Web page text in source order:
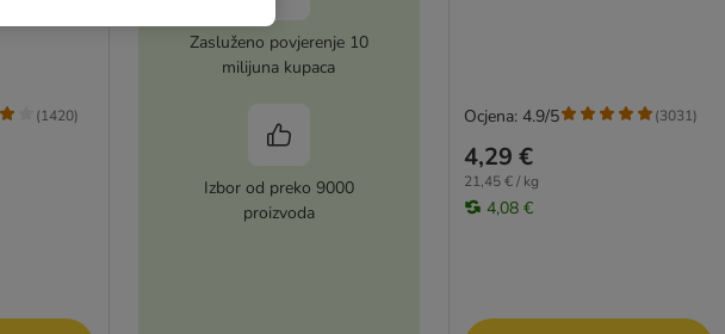
(1420)
Zasluženo povjerenje 10
milijuna kupaca
Izbor od preko 9000
proizvoda
4,29 €
21,45 € / kg
4,08 €
Ocjena: 4.9/5 (3031)